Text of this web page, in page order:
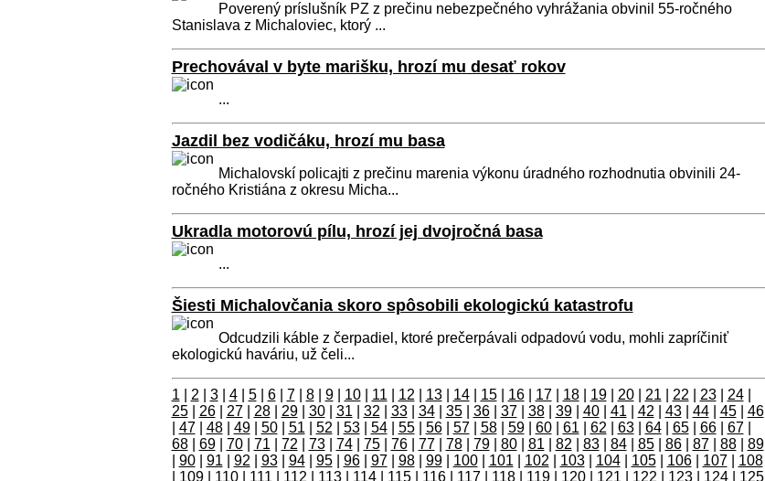
Poverený príslušník PZ z prečinu nebezpečného vyhrážania obvinil 55-ročného
Stanislava z Michaloviec, ktorý ...
Prechovával v byte marišku, hrozí mu desať rokov
...
Jazdil bez vodičáku, hrozí mu basa
Michalovskí policajti z prečinu marenia výkonu úradného rozhodnutia obvinili 24-
ročného Kristiána z okresu Micha...
Ukradla motorovú pílu, hrozí jej dvojročná basa
...
Šiesti Michalovčania skoro spôsobili ekologickú katastrofu
Odcudzili káble z čerpadiel, ktoré prečerpávali odpadovú vodu, mohli zapríčiniť
ekologickú haváriu, už čeli...
1 2 3| 4| 5| 6| 7| 8| 9| 10| 11 12 13| 14| 15| 16| 17| 18| 19| 20| 21 22 23| 24|
25| 26| 27| 28| 29| 30| 31 32 33| 34| 35| 36| 37| 38| 39| 40| 41 42 43| 44| 45| 46
47| 48| 49| 50| 51 52 53| 54| 55| 56| 57| 58| 59| 60| 61 62 63| 64| 65| 66| 67|
68| 69| 70| 71 72 73| 74| 75| 76| 77| 78| 79| 80| 81 82 83| 84| 85| 86| 87| 88| 89
90| 91 92 93| 94| 95| 96| 97| 98| 99| 100| 101 102 103| 104| 105| 106| 107| 108
109| 110| 111 112 113| 114| 115| 116| 117| 118| 119| 120| 121 122 123| 124| 125